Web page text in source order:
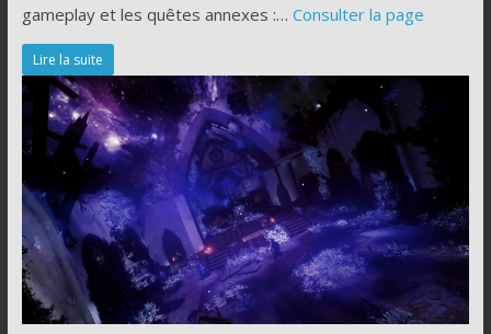
gameplay et les quêtes annexes :… Consulter la page
Lire la suite